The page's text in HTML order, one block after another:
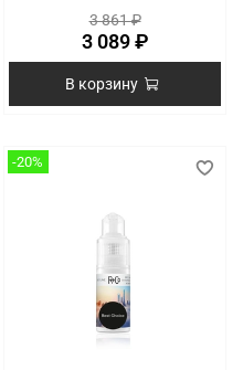
3 861 ₽
3 089 ₽
В корзину
-20%